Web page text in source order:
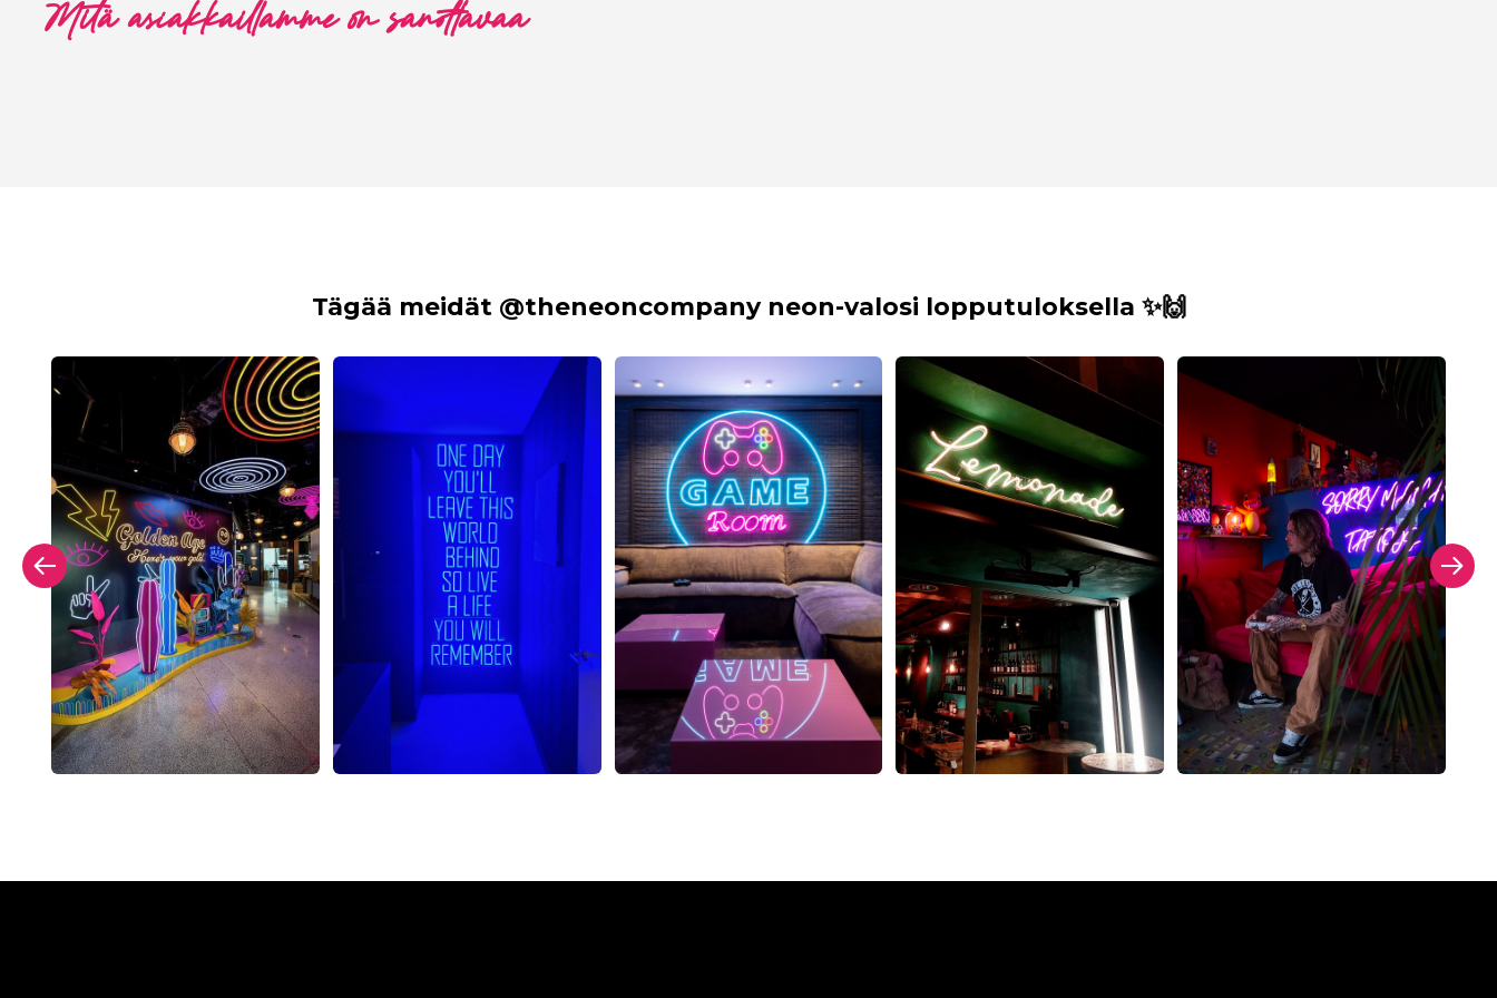
Mitä asiakkaillamme on sanottavaa
Tägää meidät @theneoncompany neon-valosi lopputuloksella ✨🙌